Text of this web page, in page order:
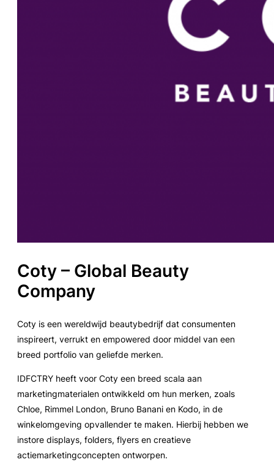
Coty – Global Beauty
Company
Coty is een wereldwijd beautybedrijf dat consumenten
inspireert, verrukt en empowered door middel van een
breed portfolio van geliefde merken.
IDFCTRY heeft voor Coty een breed scala aan
marketingmaterialen ontwikkeld om hun merken, zoals
Chloe, Rimmel London, Bruno Banani en Kodo, in de
winkelomgeving opvallender te maken. Hierbij hebben we
instore displays, folders, flyers en creatieve
actiemarketingconcepten ontworpen.